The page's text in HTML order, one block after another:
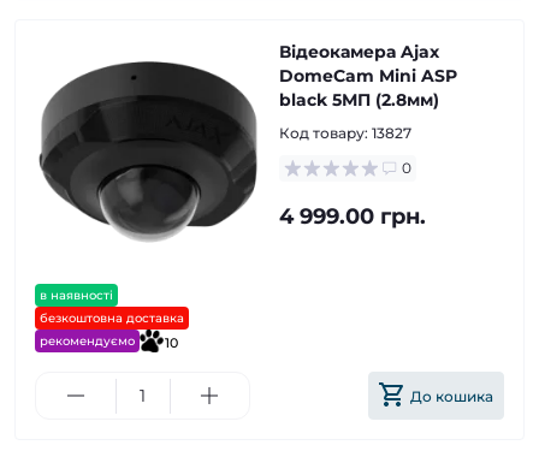
в наявності
безкоштовна доставка
рекомендуємо
10
Відеокамера Ajax
DomeCam Mini ASP
black 5МП (2.8мм)
Код товару: 13827
0
4 999.00 грн.
До кошика